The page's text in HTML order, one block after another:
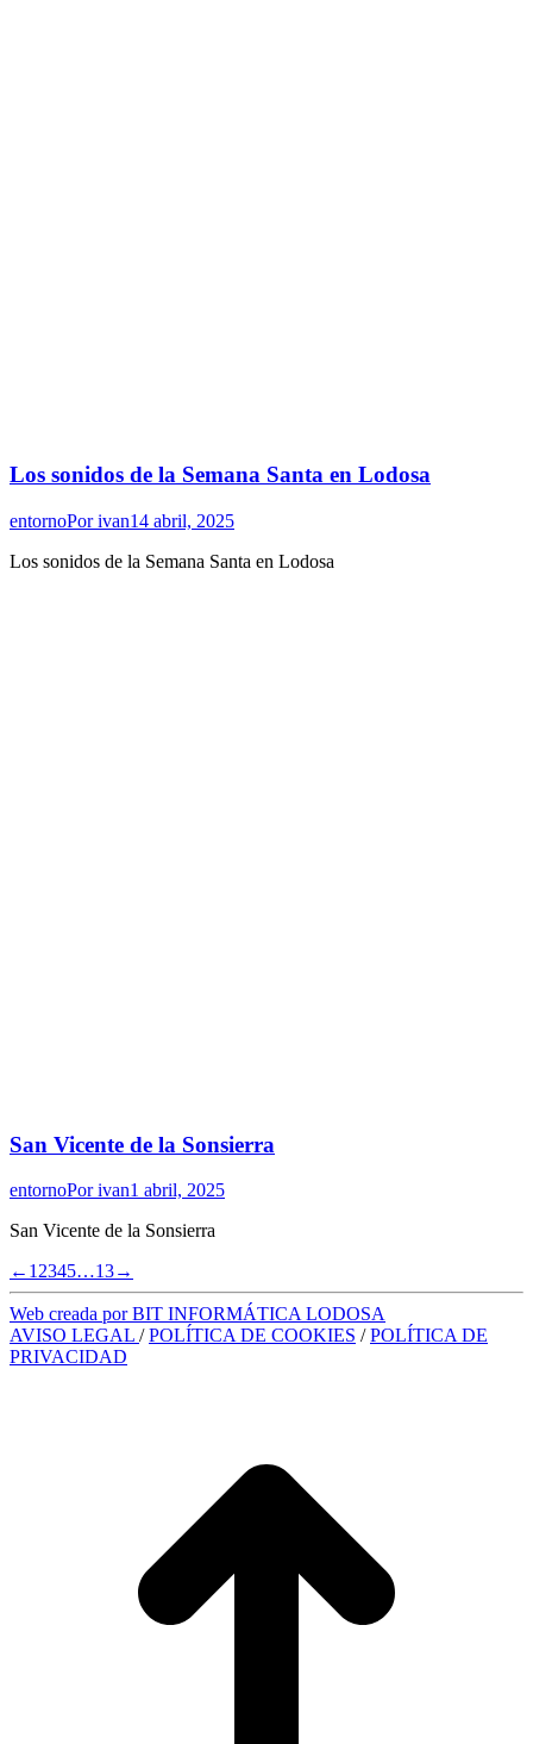
Los sonidos de la Semana Santa en Lodosa
entornoPorivan14 abril, 2025
Los sonidos de la Semana Santa en Lodosa
San Vicente de la Sonsierra
entornoPorivan1 abril, 2025
San Vicente de la Sonsierra
← 1 2345…13→
Web creada por BIT INFORMÁTICA LODOSA
AVISO LEGAL /POLÍTICA DE COOKIES /POLÍTICA DE
PRIVACIDAD